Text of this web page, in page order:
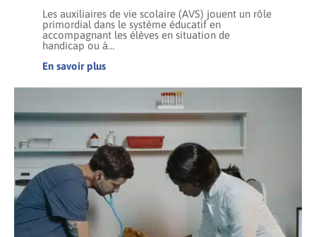
Les auxiliaires de vie scolaire (AVS) jouent un rôle
primordial dans le système éducatif en
accompagnant les élèves en situation de
handicap ou à…
En savoir plus